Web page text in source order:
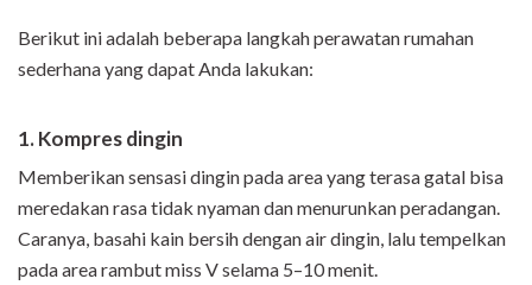
Berikut ini adalah beberapa langkah perawatan rumahan
sederhana yang dapat Anda lakukan:
1. Kompres dingin
Memberikan sensasi dingin pada area yang terasa gatal bisa
meredakan rasa tidak nyaman dan menurunkan peradangan.
Caranya, basahi kain bersih dengan air dingin, lalu tempelkan
pada area rambut miss V selama 5–10 menit.